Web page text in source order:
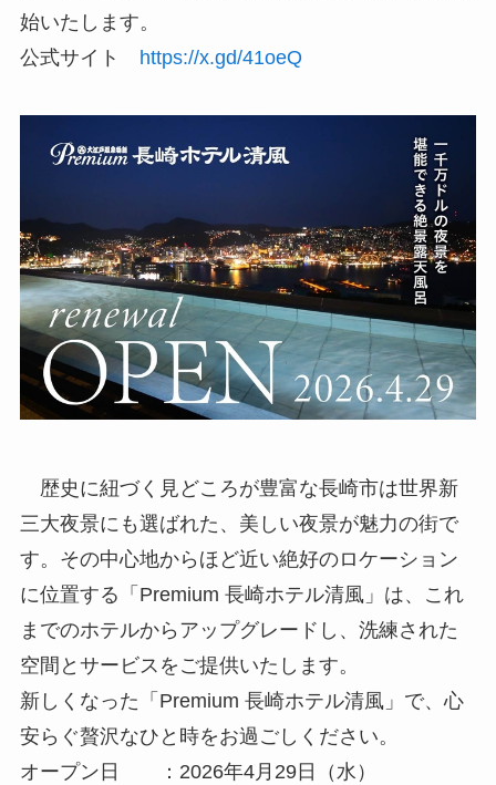
始いたします。
公式サイト
https://x.gd/41oeQ
歴史に紐づく見どころが豊富な長崎市は世界新
三大夜景にも選ばれた、美しい夜景が魅力の街で
す。その中心地からほど近い絶好のロケーション
に位置する「Premium 長崎ホテル清風」は、これ
までのホテルからアップグレードし、洗練された
空間とサービスをご提供いたします。
新しくなった「Premium 長崎ホテル清風」で、心
安らぐ贅沢なひと時をお過ごしください。
オープン日 ：2026年4月29日（水）